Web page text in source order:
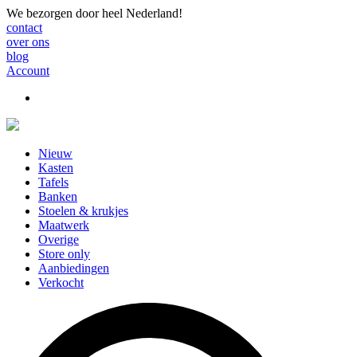
We bezorgen door heel Nederland!
contact
over ons
blog
Account
Nieuw
Kasten
Tafels
Banken
Stoelen & krukjes
Maatwerk
Overige
Store only
Aanbiedingen
Verkocht